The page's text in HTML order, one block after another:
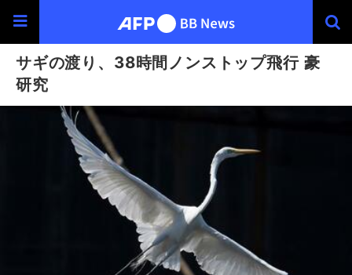
サギの渡り、38時間ノンストップ飛行 豪
研究